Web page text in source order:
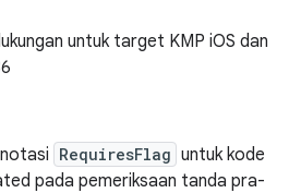
untuk target KMP iOS dan
RequiresFlag untuk kode
pada pemeriksaan tanda pra-